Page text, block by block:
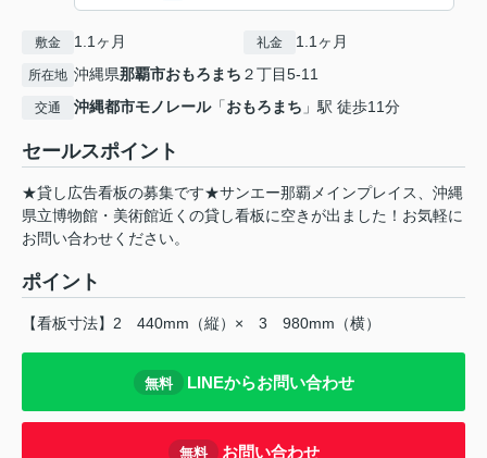
敷金 1.1ヶ月 礼金 1.1ヶ月
所在地 沖縄県那覇市おもろまち ２丁目5-11
交通 沖縄都市モノレール「おもろまち 」駅 徒歩11分
セールスポイント
★貸し広告看板の募集です★サンエー那覇メインプレイス、沖縄
県立博物館・美術館近くの貸し看板に空きが出ました！お気軽に
お問い合わせください。
ポイント
【看板寸法】2 440mm（縦）× 3 980mm（横）
無料 LINEからお問い合わせ
無料 お問い合わせ